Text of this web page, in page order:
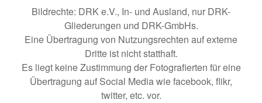
Bildrechte: DRK e.V., In- und Ausland, nur DRK-
Gliederungen und DRK-GmbHs.
Eine Übertragung von Nutzungsrechten auf externe
Dritte ist nicht statthaft.
Es liegt keine Zustimmung der Fotografierten für eine
Übertragung auf Social Media wie facebook, flikr,
twitter, etc. vor.